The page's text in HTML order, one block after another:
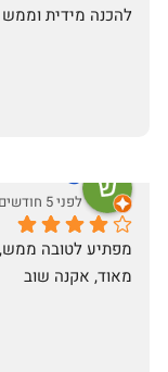
להכנה מידית וממש
שי
לפני 5 חודשים
מאוד, אקנה שוב